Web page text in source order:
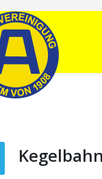
Kegelbahn